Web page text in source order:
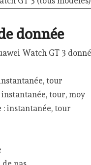
donnée
tour
instantanée, tour, moy
: instantanée, tour